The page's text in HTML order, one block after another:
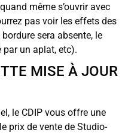
même s’ouvrir avec
pas voir les effets des
sera absente, le
par un aplat, etc).
MISE À JOUR
le CDIP vous offre une
prix de vente de Studio-